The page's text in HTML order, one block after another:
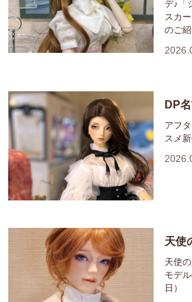
デ♪「
スカ
のご
DP
アフ
スメ
天使
天使
モデ
日）